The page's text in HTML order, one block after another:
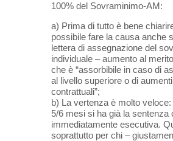
100% del Sovraminimo-AM:
a) Prima di tutto è bene
possibile fare la causa anche
lettera di assegnazione del
individuale – aumento al
che è “assorbibile in caso di
al livello superiore o di aumenti
contrattuali”;
b) La vertenza è molto veloce:
5/6 mesi si ha già la sentenza
immediatamente esecutiva.
soprattutto per chi –